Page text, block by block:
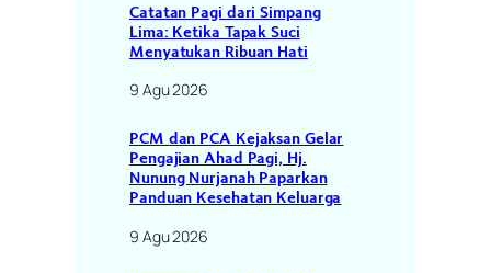
Catatan Pagi dari Simpang
Lima: Ketika Tapak Suci
Menyatukan Ribuan Hati
9 Agu 2026
PCM dan PCA Kejaksan Gelar
Pengajian Ahad Pagi, Hj.
Nunung Nurjanah Paparkan
Panduan Kesehatan Keluarga
9 Agu 2026